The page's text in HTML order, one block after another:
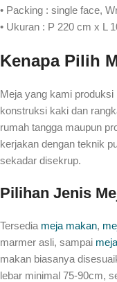
• Packing : single face,
• Ukuran : P 220 cm x L
Kenapa Pilih
Meja yang kami
konstruksi kaki dan
rumah tangga maupun
kerjakan dengan teknik
sekadar disekrup.
Pilihan Jenis
Tersedia meja makan,
marmer asli, sampai
makan biasanya
lebar minimal 75-90cm,